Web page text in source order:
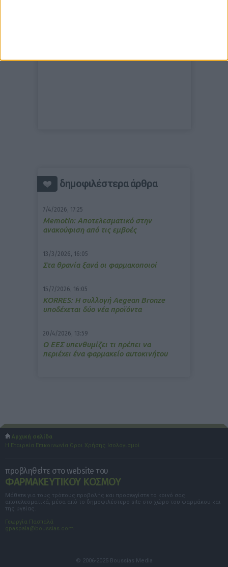
δημοφιλέστερα άρθρα
7/4/2026, 17:25
Memotin: Αποτελεσματικό στην
ανακούφιση από τις εμβοές
13/3/2026, 16:05
Στα θρανία ξανά οι φαρμακοποιοί
15/7/2026, 16:05
ΚΟRRES: Η συλλογή Aegean Bronze
υποδέχεται δύο νέα προϊόντα
20/4/2026, 13:59
Ο ΕΕΣ υπενθυμίζει τι πρέπει να
περιέχει ένα φαρμακείο αυτοκινήτου
Αρχική σελίδα
Η Εταιρεία Επικοινωνία Όροι Χρήσης Ισολογισμοί
προβληθείτε στο website του
ΦΑΡΜΑΚΕΥΤΙΚΟΥ ΚΟΣΜΟΥ
Μάθετε για τους τρόπους προβολής και προσεγγίστε το κοινό σας
αποτελεσματικά, μέσα από το δημοφιλέστερο site στο χώρο του φαρμάκου και
της υγείας.
Γεωργία Πασπαλά
gpaspala@boussias.com
© 2006-2025 Boussias Media